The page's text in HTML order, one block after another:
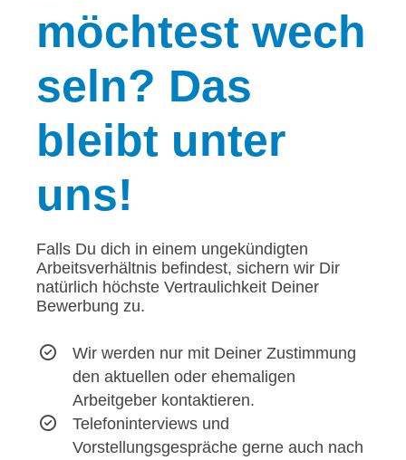
möchtest wech
seln? Das
bleibt unter
uns!
Falls Du dich in einem ungekündigten
Arbeitsverhältnis befindest, sichern wir Dir
natürlich höchste Vertraulichkeit Deiner
Bewerbung zu.
Wir werden nur mit Deiner Zustimmung
den aktuellen oder ehemaligen
Arbeitgeber kontaktieren.
Telefoninterviews und
Vorstellungsgespräche gerne auch nach